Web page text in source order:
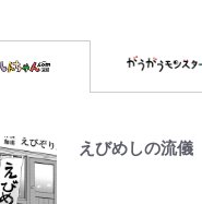
らしい世界に祝福
えびめしの流儀